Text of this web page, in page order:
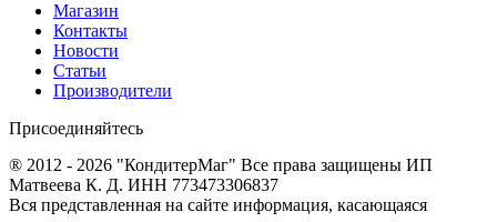
Магазин
Контакты
Новости
Статьи
Производители
Присоединяйтесь
® 2012 - 2026 "КондитерМаг" Все права защищены ИП
Матвеева К. Д. ИНН 773473306837
Вся представленная на сайте информация, касающаяся